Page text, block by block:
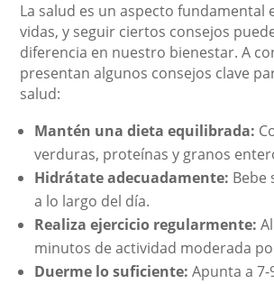
La salud es un aspecto fundamental
vidas, y seguir ciertos consejos
diferencia en nuestro bienestar. A
presentan algunos consejos clave
salud:
Mantén una dieta equilibrada:
verduras, proteínas y granos
Hidrátate adecuadamente: Bebe
a lo largo del día.
Realiza ejercicio regularmente:
minutos de actividad moderada
Duerme lo suficiente: Apunta a